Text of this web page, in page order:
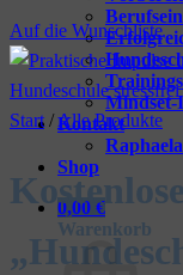
Mindset-
Kontakt
Shop
0,00 €
Warenkorb
Auf die Wunschliste
Start /Alle Produkte